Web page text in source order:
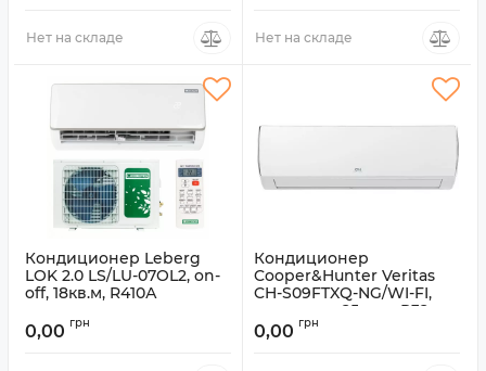
Нет на складе Нет на складе
Кондиционер Leberg
LOK 2.0 LS/LU-07OL2, on-
off, 18кв.м, R410А
0,00 грн
Кондиционер
Cooper&Hunter Veritas
CH-S09FTXQ-NG/WI-FI,
инвертор, 25кв.м, R32
Артикул: CH-S09FTXQ-NG/WI-FI
0,00 грн